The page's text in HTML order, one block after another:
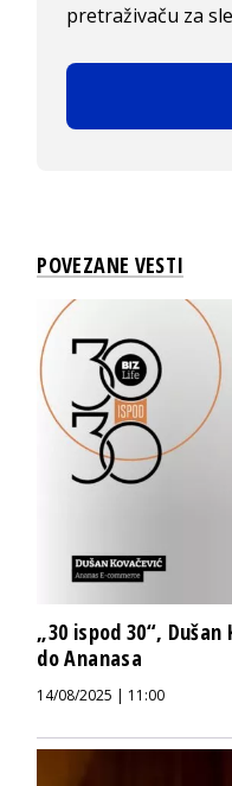
pretraživaču za
POVEZANE VESTI
„30 ispod 30“,
do Ananasa
14/08/2025 | 11:00